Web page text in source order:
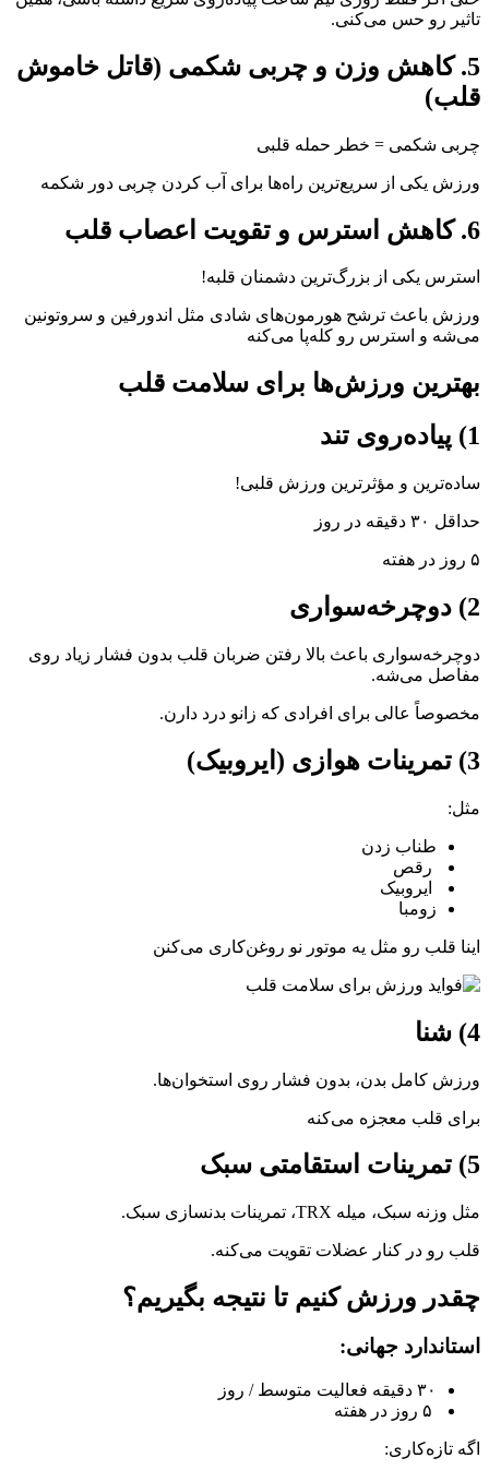
تاثیر رو حس می‌کنی.
5. کاهش وزن و چربی شکمی (قاتل خاموش
قلب)
چربی شکمی = خطر حمله قلبی
ورزش یکی از سریع‌ترین راه‌ها برای آب کردن چربی دور شکمه
6. کاهش استرس و تقویت اعصاب قلب
استرس یکی از بزرگ‌ترین دشمنان قلبه!
ورزش باعث ترشح هورمون‌های شادی مثل اندورفین و سروتونین
می‌شه و استرس رو کله‌پا می‌کنه
بهترین ورزش‌ها برای سلامت قلب
1) پیاده‌روی تند
ساده‌ترین و مؤثرترین ورزش قلبی!
حداقل ۳۰ دقیقه در روز
۵ روز در هفته
2) دوچرخه‌سواری
دوچرخه‌سواری باعث بالا رفتن ضربان قلب بدون فشار زیاد روی
مفاصل می‌شه.
مخصوصاً عالی برای افرادی که زانو درد دارن.
3) تمرینات هوازی (ایروبیک)
مثل:
طناب زدن
رقص
ایروبیک
زومبا
اینا قلب رو مثل یه موتور نو روغن‌کاری می‌کنن
4) شنا
ورزش کامل بدن، بدون فشار روی استخوان‌ها.
برای قلب معجزه می‌کنه
5) تمرینات استقامتی سبک
مثل وزنه سبک، میله TRX، تمرینات بدنسازی سبک.
قلب رو در کنار عضلات تقویت می‌کنه.
چقدر ورزش کنیم تا نتیجه بگیریم؟
استاندارد جهانی:
۳۰ دقیقه فعالیت متوسط / روز
اگه تازه‌کاری: